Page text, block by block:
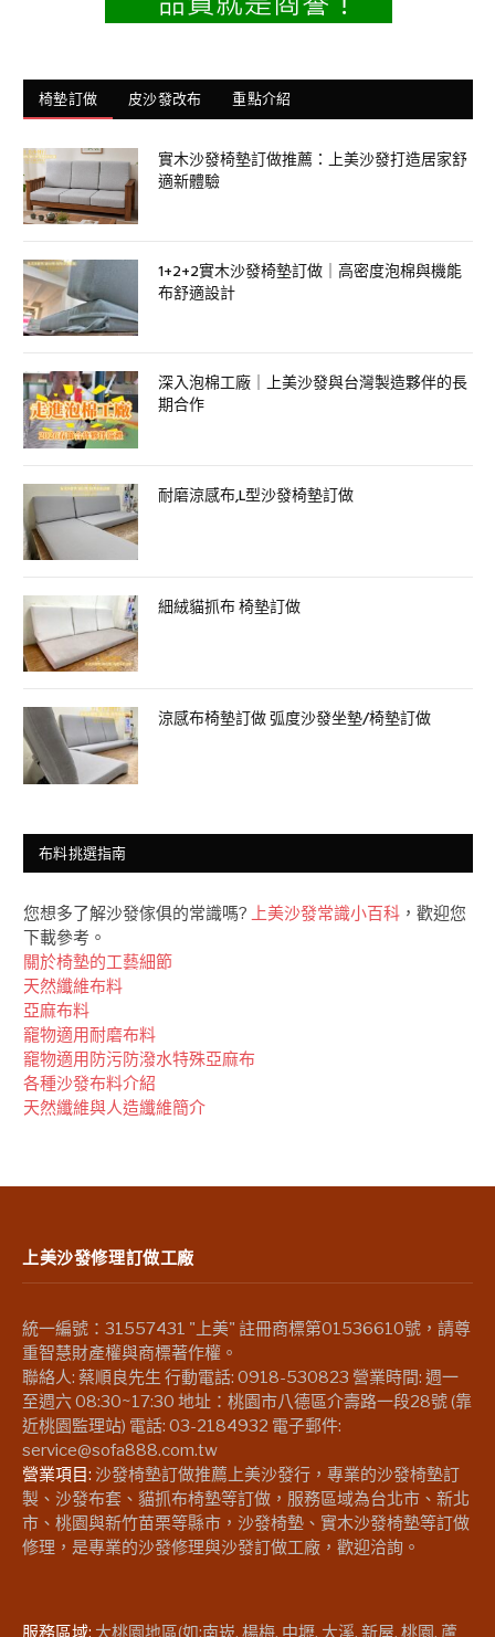
椅墊訂做 皮沙發改布 重點介紹
實木沙發椅墊訂做推薦：上美沙發打造居家舒
適新體驗
1+2+2實木沙發椅墊訂做｜高密度泡棉與機能
布舒適設計
深入泡棉工廠｜上美沙發與台灣製造夥伴的長
期合作
耐磨涼感布,L型沙發椅墊訂做
細絨貓抓布 椅墊訂做
涼感布椅墊訂做 弧度沙發坐墊/椅墊訂做
布料挑選指南
您想多了解沙發傢俱的常識嗎? 上美沙發常識小百科 ，歡迎您
下載參考。
關於椅墊的工藝細節
天然纖維布料
亞麻布料
竉物適用耐磨布料
竉物適用防污防潑水特殊亞麻布
各種沙發布料介紹
天然纖維與人造纖維簡介
上美沙發修理訂做工廠
統一編號：31557431 "上美" 註冊商標第01536610號，請尊
重智慧財產權與商標著作權。
聯絡人: 蔡順良先生 行動電話: 0918-530823 營業時間: 週一
至週六 08:30~17:30 地址：桃園市八德區介壽路一段28號 (靠
近桃園監理站) 電話: 03-2184932 電子郵件:
service@sofa888.com.tw
營業項目: 沙發椅墊訂做推薦上美沙發行，專業的沙發椅墊訂
製、沙發布套、貓抓布椅墊等訂做，服務區域為台北市、新北
市、桃園與新竹苗栗等縣市，沙發椅墊、實木沙發椅墊等訂做
修理，是專業的沙發修理與沙發訂做工廠，歡迎洽詢。
服務區域: 大桃園地區(如:南崁, 楊梅, 中壢, 大溪, 新屋, 桃園, 蘆